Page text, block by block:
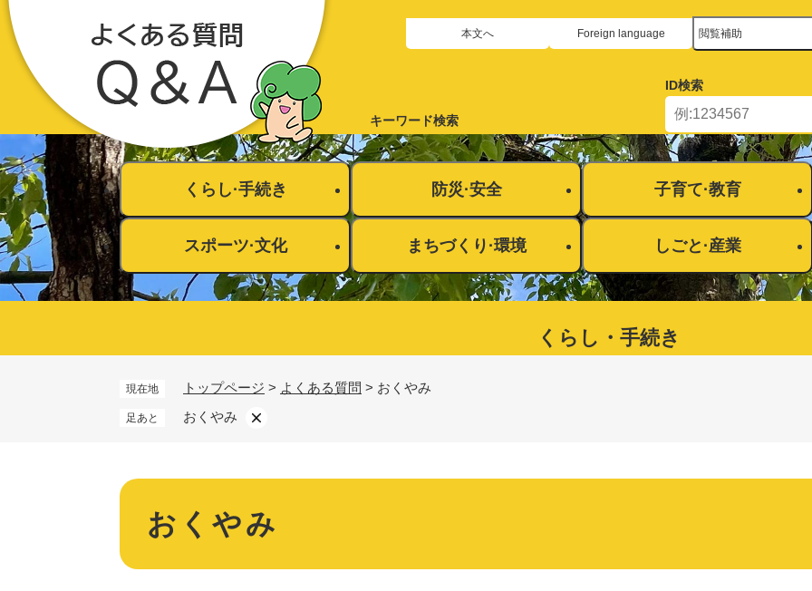
ペ
ー
頭
で
す
。
本文へ Foreign language 閲覧補助
キーワード検索
ID検索
くらし·手続き 防災·安全 子育て·教育
スポーツ·文化 まちづくり·環境 しごと·産業
くらし・手続き​
登録・届け出・証明
マイナンバー
現在地 トップページ > よくある質問 > おくやみ
足あと おくやみ
本
おくやみ